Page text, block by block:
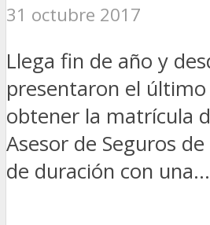
31 octubre 2017
Llega fin de año y
presentaron el
obtener la matrícula
Asesor de Seguros
de duración con una...